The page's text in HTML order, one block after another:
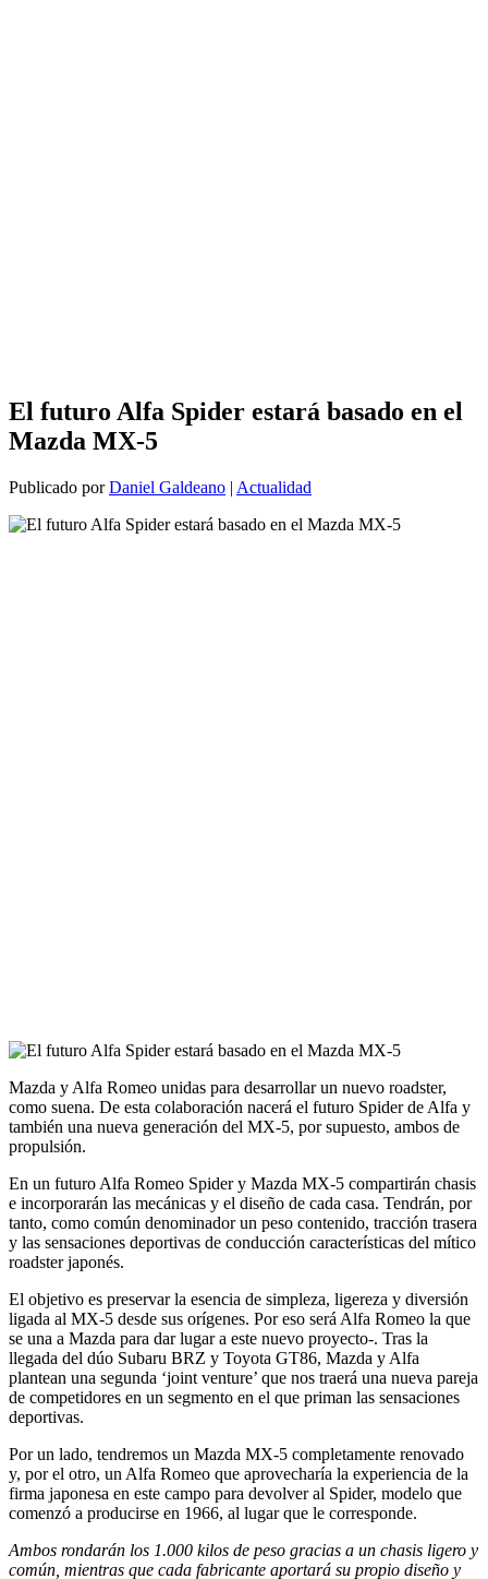
El futuro Alfa Spider estará basado en el
Mazda MX-5
Publicado porDaniel Galdeano | Actualidad
Mazda y Alfa Romeo unidas para desarrollar un nuevo roadster,
como suena. De esta colaboración nacerá el futuro Spider de Alfa y
también una nueva generación del MX-5, por supuesto, ambos de
propulsión.
En un futuro Alfa Romeo Spider y Mazda MX-5 compartirán chasis
e incorporarán las mecánicas y el diseño de cada casa. Tendrán, por
tanto, como común denominador un peso contenido, tracción trasera
y las sensaciones deportivas de conducción características del mítico
roadster japonés.
El objetivo es preservar la esencia de simpleza, ligereza y diversión
ligada al MX-5 desde sus orígenes. Por eso será Alfa Romeo la que
se una a Mazda para dar lugar a este nuevo proyecto-. Tras la
llegada del dúo Subaru BRZ y Toyota GT86, Mazda y Alfa
plantean una segunda ‘joint venture’ que nos traerá una nueva pareja
de competidores en un segmento en el que priman las sensaciones
deportivas.
Por un lado, tendremos un Mazda MX-5 completamente renovado
y, por el otro, un Alfa Romeo que aprovecharía la experiencia de la
firma japonesa en este campo para devolver al Spider, modelo que
comenzó a producirse en 1966, al lugar que le corresponde.
Ambos rondarán los 1.000 kilos de peso gracias a un chasis ligero y
común, mientras que cada fabricante aportará su propio diseño y